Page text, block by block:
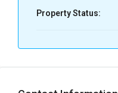
Property Status: